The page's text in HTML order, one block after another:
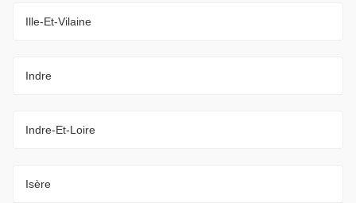
Ille-Et-Vilaine
Indre
Indre-Et-Loire
Isère